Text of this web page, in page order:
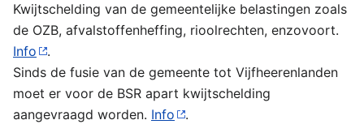
Kwijtschelding van de gemeentelijke belastingen zoals
de OZB, afvalstoffenheffing, rioolrechten, enzovoort.
Info
.
Sinds de fusie van de gemeente tot Vijfheerenlanden
moet er voor de BSR apart kwijtschelding
aangevraagd worden. Info .